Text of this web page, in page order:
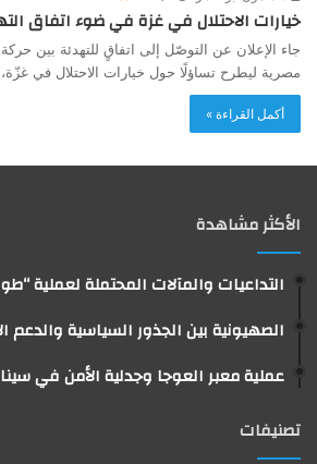
خيارات الاحتلال في غزة في ضوء اتفاق
جاء الإعلان عن التوصّل إلى اتفاقٍ للتهدئة بين
مصرية ليطرح تساؤلًا حول خيارات الاحتلال في
أكمل القراءة »
الأكثر مشاهدة
التداعيات والمآلات المحتملة لعملية
الصهيونية بين الجذور السياسية والدعم
عملية معبر العوجا وجدلية الأمن في
تصنيفات